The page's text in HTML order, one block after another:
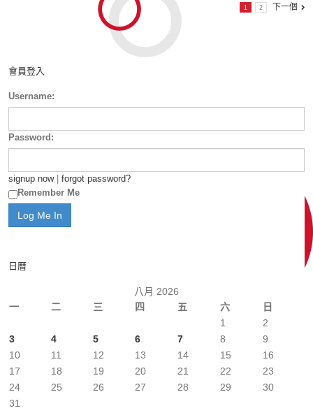
1 2 下一個
會員登入
Username:
Password:
signup now| forgot password?
Remember Me
日曆
八月 2026
一
二 三 四 五 六 日
1
2
3
4 5 6 7 8
9
10
11 12 13 14 15
16
17
18 19 20 21 22
23
24
25 26 27 28 29
30
31